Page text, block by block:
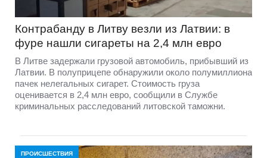
Контрабанду в Литву везли из Латвии: в
фуре нашли сигареты на 2,4 млн евро
В Литве задержали грузовой автомобиль, прибывший из
Латвии. В полуприцепе обнаружили около полумиллиона
пачек нелегальных сигарет. Стоимость груза
оценивается в 2,4 млн евро, сообщили в Службе
криминальных расследований литовской таможни.
ПРОИСШЕСТВИЯ